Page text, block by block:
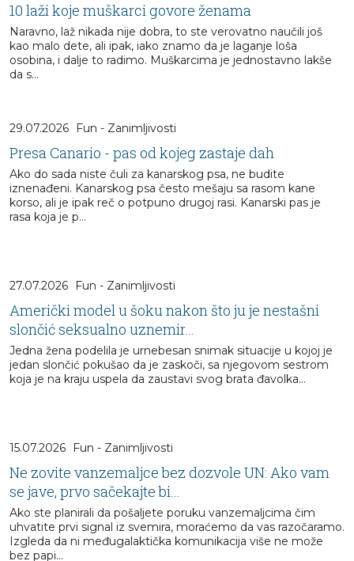
10 laži koje muškarci govore ženama
Naravno, laž nikada nije dobra, to ste verovatno naučili još
kao malo dete, ali ipak, iako znamo da je laganje loša
osobina, i dalje to radimo. Muškarcima je jednostavno lakše
da s...
29.07.2026 Fun - Zanimljivosti
Presa Canario - pas od kojeg zastaje dah
Ako do sada niste čuli za kanarskog psa, ne budite
iznenađeni. Kanarskog psa često mešaju sa rasom kane
korso, ali je ipak reč o potpuno drugoj rasi. Kanarski pas je
rasa koja je p...
27.07.2026 Fun - Zanimljivosti
Američki model u šoku nakon što ju je nestašni
slončić seksualno uznemir...
Jedna žena podelila je urnebesan snimak situacije u kojoj je
jedan slončić pokušao da je zaskoči, sa njegovom sestrom
koja je na kraju uspela da zaustavi svog brata đavolka...
15.07.2026 Fun - Zanimljivosti
Ne zovite vanzemaljce bez dozvole UN: Ako vam
se jave, prvo sačekajte bi...
Ako ste planirali da pošaljete poruku vanzemaljcima čim
uhvatite prvi signal iz svemira, moraćemo da vas razočaramo.
Izgleda da ni međugalaktička komunikacija više ne može
bez papi...